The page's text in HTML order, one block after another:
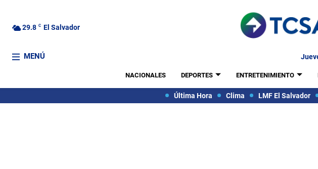
29.8 C El Salvador
MENÚ
NACIONALES DEPORTES ENTRETENIMIENTO
Última Hora Clima LMF El Salvador